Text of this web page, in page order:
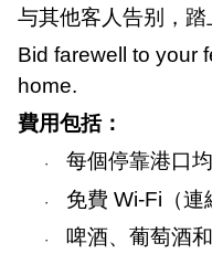
与其他客人告别，踏
Bid farewell to your
home.
費用包括：
· 每個停靠港口
· 免費 Wi-Fi （
·
啤酒、葡萄酒